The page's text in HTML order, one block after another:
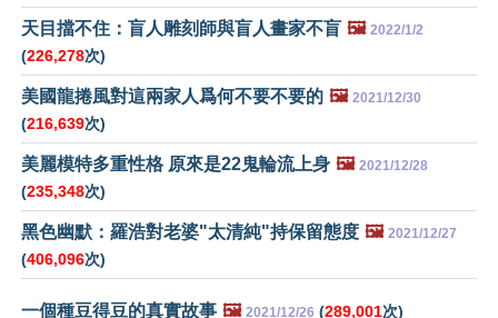
天目擋不住：盲人雕刻師與盲人畫家不盲 🖼️ 2022/1/2
(226,278次)
美國龍捲風對這兩家人爲何不要不要的 🖼️ 2021/12/30
(216,639次)
美麗模特多重性格 原來是22鬼輪流上身 🖼️ 2021/12/28
(235,348次)
黑色幽默：羅浩對老婆"太清純"持保留態度 🖼️ 2021/12/27
(406,096次)
一個種豆得豆的真實故事 🖼️ 2021/12/26 (289,001次)